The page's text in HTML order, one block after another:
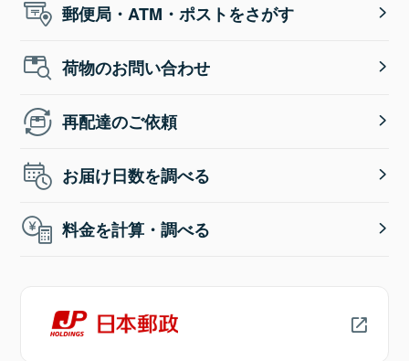
郵便局・ATM・ポストをさがす
荷物のお問い合わせ
再配達のご依頼
お届け日数を調べる
料金を計算・調べる